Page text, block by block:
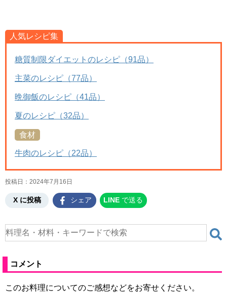
人気レシピ集
糖質制限ダイエットのレシピ（91品）
主菜のレシピ（77品）
晩御飯のレシピ（41品）
夏のレシピ（32品）
食材
牛肉のレシピ（22品）
投稿日： 2024年7月16日
X に投稿 シェア LINE で送る
コメント
このお料理についてのご感想などをお寄せください。